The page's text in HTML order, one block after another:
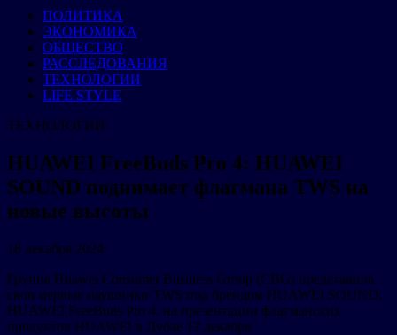
ПОЛИТИКА
ЭКОНОМИКА
ОБЩЕСТВО
РАССЛЕДОВАНИЯ
ТЕХНОЛОГИИ
LIFE STYLE
ТЕХНОЛОГИИ
HUAWEI FreeBuds Pro 4: HUAWEI
SOUND поднимает флагмана TWS на
новые высоты
18 декабря 2024
Группа Huawei Consumer Business Group (CBG) представила
свои первые наушники TWS под брендом HUAWEI SOUND,
HUAWEI FreeBuds Pro 4, на презентации флагманских
продуктов HUAWEI в Дубае 12 декабря.